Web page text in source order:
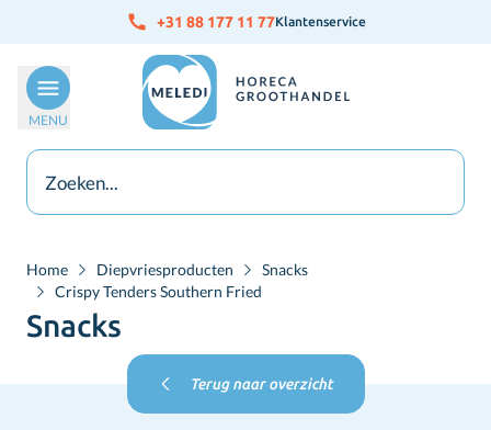
Ga naar de inhoud +31 88 177 11 77Klantenservice
MENU
Home Diepvriesproducten
Snacks
Crispy Tenders Southern Fried
Snacks
Terug naar overzicht